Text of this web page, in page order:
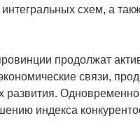
схем, а
продолжат
связи,
развития.
индекса